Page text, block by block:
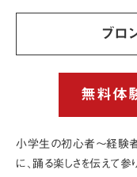
ブロ
無料体
小学生の初心者〜経験
に、踊る楽しさを伝えて参